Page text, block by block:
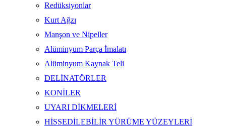
Redüksiyonlar
Kurt Ağzı
Manşon ve Nipeller
Alüminyum Parça İmalatı
Alüminyum Kaynak Teli
DELİNATÖRLER
KONİLER
UYARI DİKMELERİ
HİSSEDİLEBİLİR YÜRÜME YÜZEYLERİ